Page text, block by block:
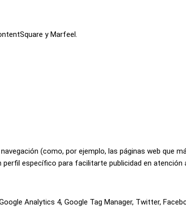
y Marfeel.
(como, por ejemplo, las páginas web que
específico para facilitarte publicidad en atención
Analytics 4, Google Tag Manager, Twitter,